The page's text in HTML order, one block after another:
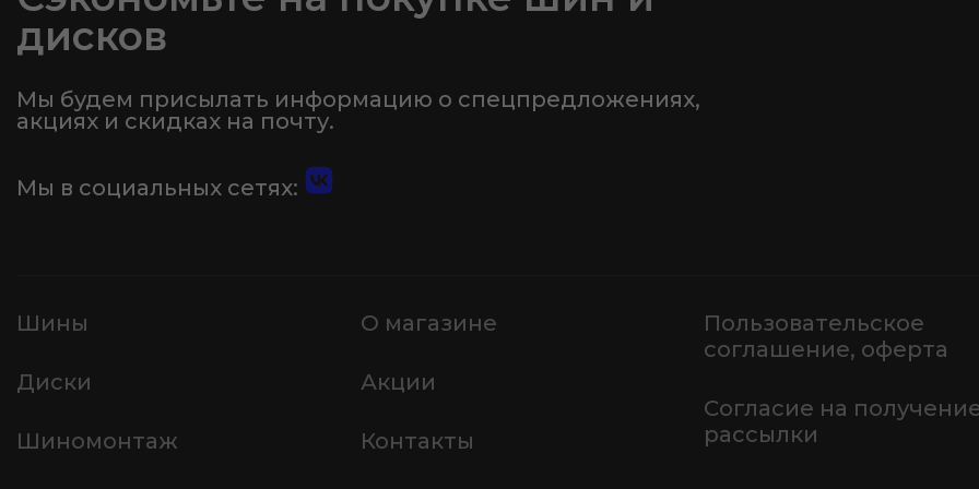
дисков
Мы будем присылать информацию о спецпредложениях,
акциях и скидках на почту.
Мы в социальных сетях:
Шины
Диски
Шиномонтаж
О магазине
Акции
Контакты
Пользовательское
соглашение, оферта
Согласие на
рассылки